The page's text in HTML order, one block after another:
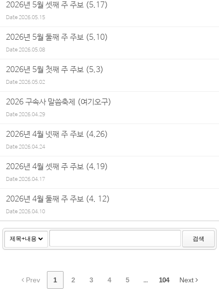
2026년 5월 셋째 주 주보 (5.17)
Date2026.05.15
2026년 5월 둘째 주 주보 (5.10)
Date2026.05.08
2026년 5월 첫째 주 주보 (5.3)
Date2026.05.02
2026 구속사 말씀축제 (여기오구)
Date2026.04.29
2026년 4월 넷째 주 주보 (4.26)
Date2026.04.24
2026년 4월 셋째 주 주보 (4.19)
Date2026.04.17
2026년 4월 둘째 주 주보 (4. 12)
Date2026.04.10
검색
Prev 1 2 3 4 5 ... 104 Next